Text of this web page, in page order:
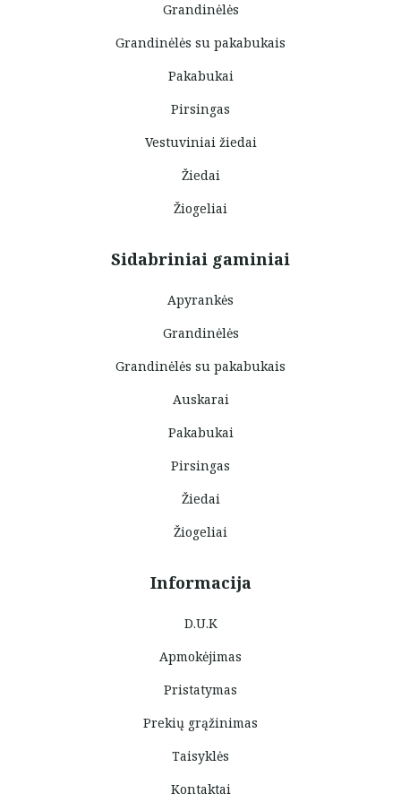
Grandinėlės
Grandinėlės su pakabukais
Pakabukai
Pirsingas
Vestuviniai žiedai
Žiedai
Žiogeliai
Sidabriniai gaminiai
Apyrankės
Grandinėlės
Grandinėlės su pakabukais
Auskarai
Pakabukai
Pirsingas
Žiedai
Žiogeliai
Informacija
D.U.K
Apmokėjimas
Pristatymas
Prekių grąžinimas
Taisyklės
Kontaktai